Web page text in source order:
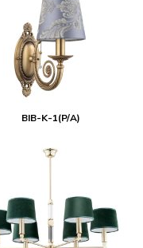
BIB-K-1(P/A)